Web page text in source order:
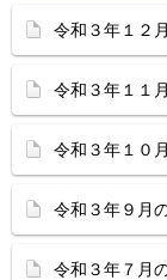
令和３年１２
令和３年１１
令和３年１０
令和３年９月
令和３年７月